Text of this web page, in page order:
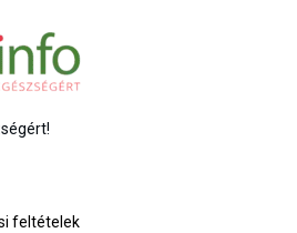
feltételek